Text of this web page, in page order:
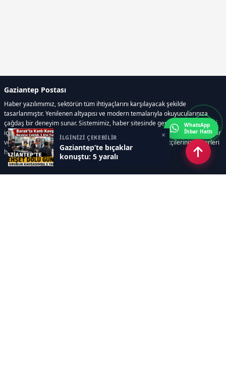
İLGİNİZİ ÇEKEBİLİR
Gaziantep’te bıçaklar
konuştu: 5 yaralı
×
Gaziantep Postası
Haber yazılımımız, sektörün tüm ihtiyaçlarını karşılayacak şekilde
tasarlanmıştır. Yenilenen altyapısı ve modern temalarıyla okuyucularınıza
çağdaş bir deneyim sunar. Sistemimiz, haber sitesinde gerekli tüm modülleri
içerir. Siz içerik üretmeye odaklanırken, yazılımımız zamandan tasarruf sağlar
ve süreçlerinizi kolaylaştırır. Etkili arayüzü sayesinde ziyaretçileriniz haberleri
hızlı ve keyifle takip edebilir.
WhatsApp
İhbar Hattı